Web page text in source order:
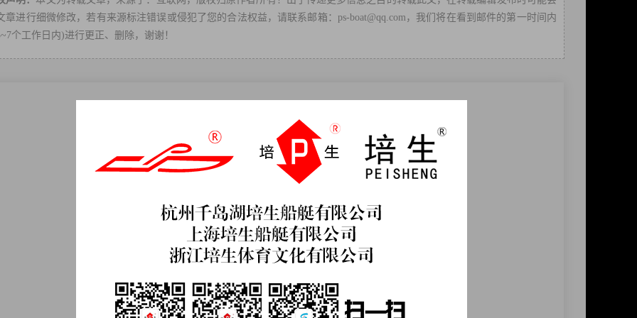
章进行细微修改，若有来源标注错误或侵犯了您的合法权益，请联系邮箱：ps-boat@qq.com，我们将在看到邮件的第一时间内
个工作日内)进行更正、删除，谢谢！